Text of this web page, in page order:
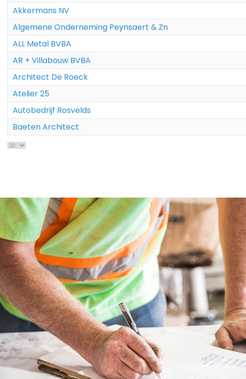
Akkermans NV
Algemene Onderneming Peynsaert & Zn
ALL Metal BVBA
AR + Villabouw BVBA
Architect De Roeck
Atelier 25
Autobedrijf Rosvelds
Baeten Architect